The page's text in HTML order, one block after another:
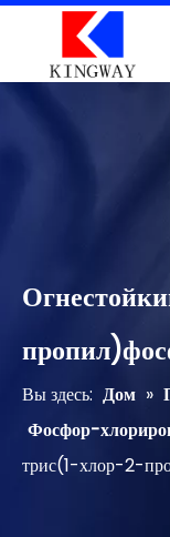
Вы здесь: Дом »
Фосфор-
трис(1-хлор-2-